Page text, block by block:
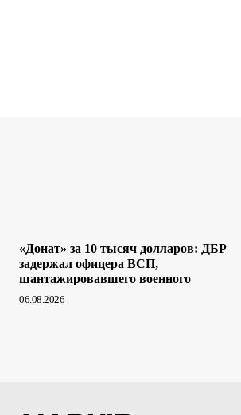
«Донат» за 10 тысяч долларов: ДБР
задержал офицера ВСП,
шантажировавшего военного
06.08.2026